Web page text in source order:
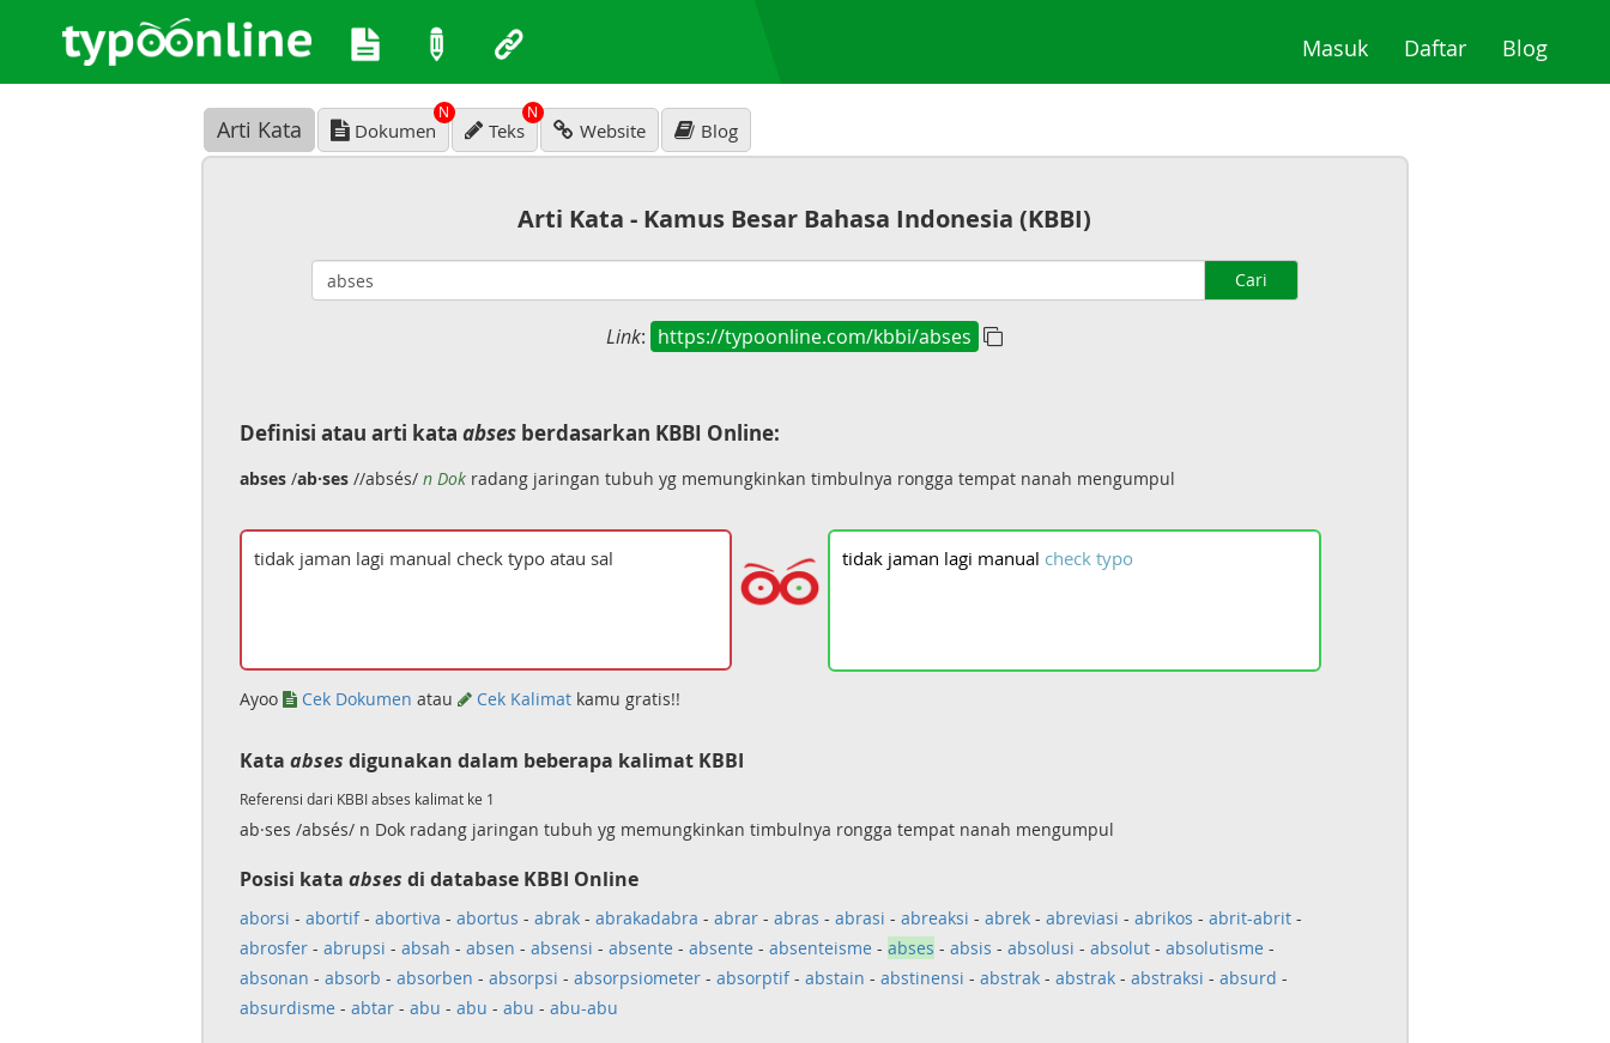
Masuk(current)
Daftar(current)
Blog
Arti Kata Dokumen
N
Teks
N
Website Blog
Arti Kata - Kamus Besar Bahasa Indonesia (KBBI)
Cari
Link: https://typoonline.com/kbbi/abses
Definisi atau arti kata absesberdasarkan KBBI Online:
abses /ab·ses //absés/ n Dokradang jaringan tubuh yg memungkinkan timbulnya rongga tempat nanah mengumpul
tidak jaman lagi manual check typo
Ayoo Cek Dokumen atau Cek Kalimatkamu gratis!!
Kata abses digunakan dalam beberapa kalimat KBBI
Referensi dari KBBI abses kalimat ke 1
ab·ses /absés/ n Dok radang jaringan tubuh yg memungkinkan timbulnya rongga tempat nanah mengumpul
Posisi kata abses di database KBBI Online
aborsi - abortif- abortiva - abortus - abrak- abrakadabra - abrar- abras - abrasi - abreaksi - abrek- abreviasi - abrikos - abrit-abrit-
abrosfer- abrupsi - absah - absen - absensi - absente - absente - absenteisme - abses - absis - absolusi - absolut- absolutisme -
absonan - absorb - absorben - absorpsi - absorpsiometer- absorptif- abstain - abstinensi - abstrak- abstrak- abstraksi - absurd -
absurdisme - abtar- abu - abu - abu - abu-abu